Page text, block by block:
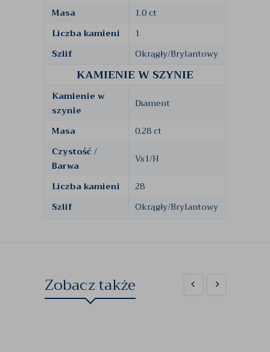
Masa
1.0 ct
Liczba kamieni
1
Szlif
Okrągły/Brylantowy
KAMIENIE W SZYNIE
Kamienie w
szynie
Diament
Masa
0.28 ct
Czystość /
Barwa
Vs1/H
Liczba kamieni
28
Szlif
Okrągły/Brylantowy
Zobacz także